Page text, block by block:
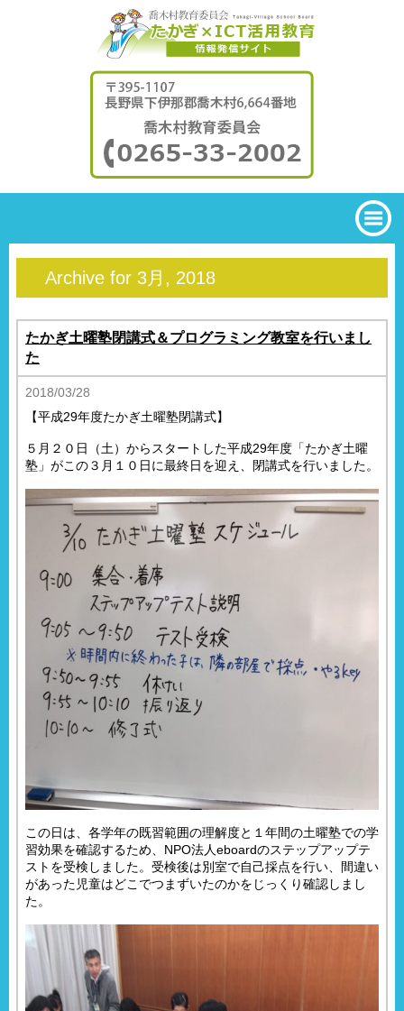
Archive for 3月, 2018
たかぎ土曜塾閉講式＆プログラミング教室を行いまし
た
2018/03/28
【平成29年度たかぎ土曜塾閉講式】
５月２０日（土）からスタートした平成29年度「たかぎ土曜
塾」がこの３月１０日に最終日を迎え、閉講式を行いました。
この日は、各学年の既習範囲の理解度と１年間の土曜塾での学
習効果を確認するため、NPO法人eboardのステップアップテ
ストを受検しました。受検後は別室で自己採点を行い、間違い
があった児童はどこでつまずいたのかをじっくり確認しまし
た。